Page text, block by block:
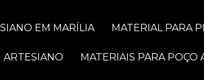
EM MARÍLIA MATERIAL PARA
ARTESIANO MATERIAIS PARA